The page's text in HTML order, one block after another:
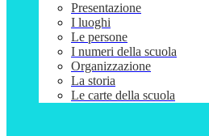
Presentazione
I luoghi
Le persone
I numeri della scuola
Organizzazione
La storia
Le carte della scuola